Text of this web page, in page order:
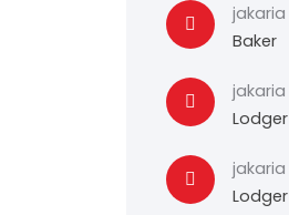
jakaria
Baker
jakaria
Lodger
jakaria
Lodger